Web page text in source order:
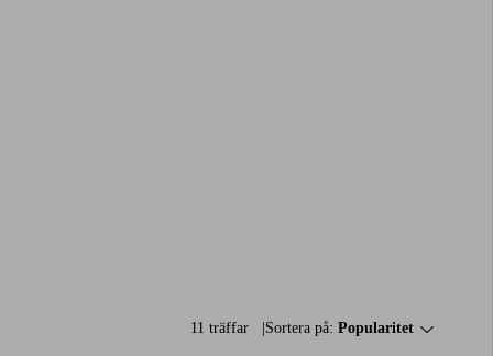
11 träffar Sortera på: Popularitet